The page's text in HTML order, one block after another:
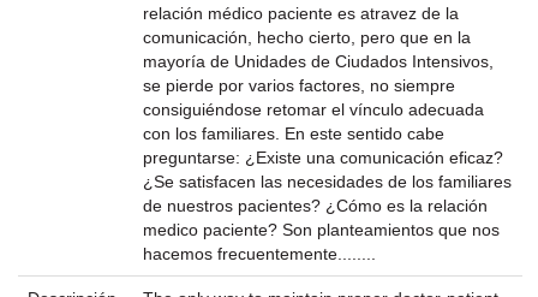
relación médico paciente es atravez de la
comunicación, hecho cierto, pero que en la
mayoría de Unidades de Ciudados Intensivos,
se pierde por varios factores, no siempre
consiguiéndose retomar el vínculo adecuada
con los familiares. En este sentido cabe
preguntarse: ¿Existe una comunicación eficaz?
¿Se satisfacen las necesidades de los familiares
de nuestros pacientes? ¿Cómo es la relación
medico paciente? Son planteamientos que nos
hacemos frecuentemente........